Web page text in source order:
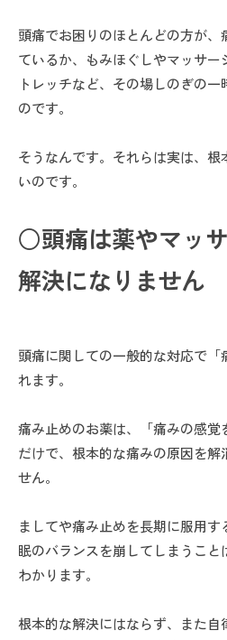
頭痛でお困りのほとんどの方が、
ているか、もみほぐしやマッサ
トレッチなど、その場しのぎの
のです。
そうなんです。それらは実は、
いのです。
○頭痛は薬やマッ
解決になりません
頭痛に関しての一般的な対応で「
れます。
痛み止めのお薬は、「痛みの感覚
だけで、根本的な痛みの原因を解
せん。
ましてや痛み止めを長期に服用
眠のバランスを崩してしまうこ
わかります。
根本的な解決にはならず、また